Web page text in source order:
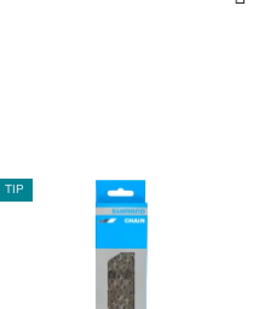
TIP